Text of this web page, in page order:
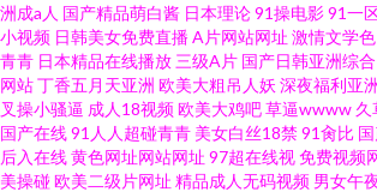
洲成a人 国产精品萌白酱 日本理论91操电影91一
小视频 日韩美女免费直播A片网站网址 激情文学色
青青 日本精品在线播放 三级A片 国产日韩亚洲综合
网站丁香五月天亚洲 欧美大粗吊人妖 深夜福利亚
叉操小骚逼 成人18视频欧美大鸡吧草逼wwww 久
国产在线91人人超碰青青 美女白丝18禁91肏比
后入在线黄色网址网站网址 97超在线视免费视频
美操碰欧美二级片网址 精品成人无码视频 男女午